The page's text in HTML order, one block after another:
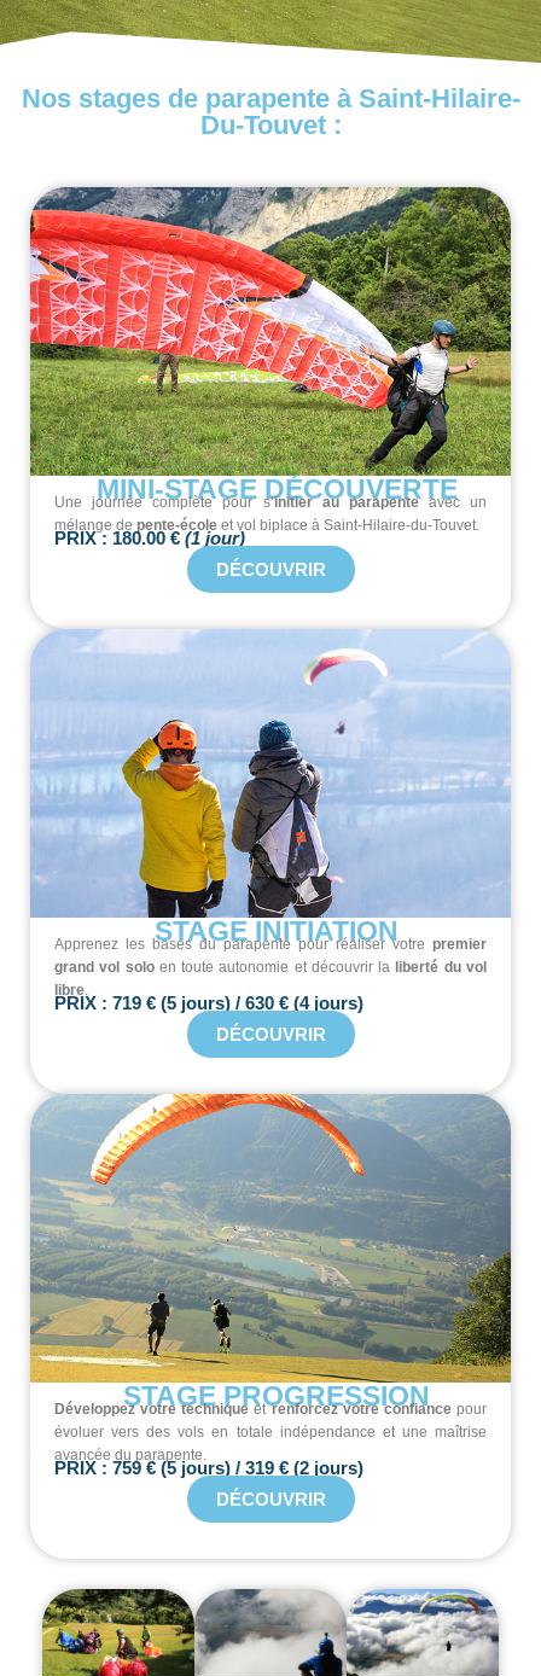
Nos stages de parapente à Saint-Hilaire-
Du-Touvet :
MINI-STAGE DÉCOUVERTE
Une journée complète pour s’initier au parapenteavec un
mélange de pente-école et vol biplace à Saint-Hilaire-du-Touvet.
PRIX : 180.00 € (1 jour)
DÉCOUVRIR
STAGE INITIATION
Apprenez les bases du parapente pour réaliser votre premier
grand vol soloen toute autonomie et découvrir la liberté du vol
libre
PRIX : 719 € (5 jours) / 630 € (4 jours)
DÉCOUVRIR
STAGE PROGRESSION
Développez votre technique etrenforcez votre confiancepour
évoluer vers des vols en totale indépendance et une maîtrise
avancée du parapente.
PRIX : 759 € (5 jours) / 319 € (2 jours)
DÉCOUVRIR